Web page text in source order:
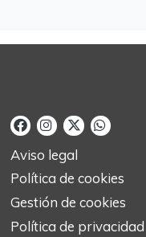
Aviso legal
Política de cookies
Gestión de cookies
Política de privacidad